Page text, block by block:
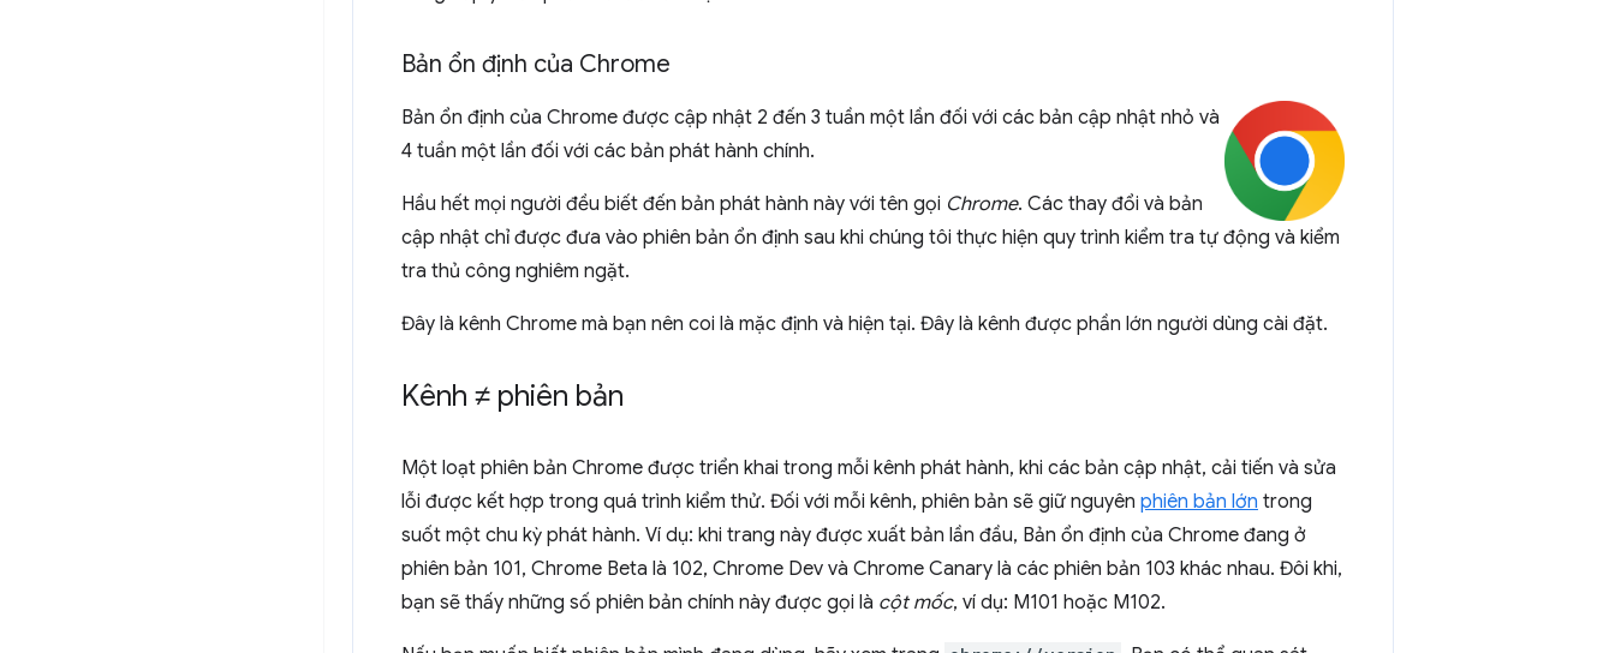
Bản ổn định của Chrome
Bản ổn định của Chrome được cập nhật 2 đến 3 tuần một lần đối với các bản cập nhật nhỏ và
4 tuần một lần đối với các bản phát hành chính.
Hầu hết mọi người đều biết đến bản phát hành này với tên gọi Chrome. Các thay đổi và bản
cập nhật chỉ được đưa vào phiên bản ổn định sau khi chúng tôi thực hiện quy trình kiểm tra tự động và kiểm
tra thủ công nghiêm ngặt.
Đây là kênh Chrome mà bạn nên coi là mặc định và hiện tại. Đây là kênh được phần lớn người dùng cài đặt.
Kênh ≠ phiên bản
Một loạt phiên bản Chrome được triển khai trong mỗi kênh phát hành, khi các bản cập nhật, cải tiến và sửa
lỗi được kết hợp trong quá trình kiểm thử. Đối với mỗi kênh, phiên bản sẽ giữ nguyên phiên bản lớn trong
suốt một chu kỳ phát hành. Ví dụ: khi trang này được xuất bản lần đầu, Bản ổn định của Chrome đang ở
phiên bản 101, Chrome Beta là 102, Chrome Dev và Chrome Canary là các phiên bản 103 khác nhau. Đôi khi,
bạn sẽ thấy những số phiên bản chính này được gọi là cột mốc, ví dụ: M101 hoặc M102.